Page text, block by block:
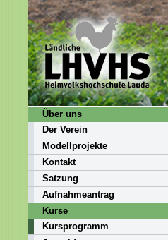
Über uns
Der Verein
Modellprojekte
Kontakt
Satzung
Aufnahmeantrag
Kurse
Kursprogramm